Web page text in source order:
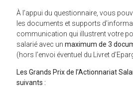
À l’appui du questionnaire, vous
les documents et supports
communication qui illustrent votre
salarié avec un maximum de 3
(hors l’envoi éventuel du Livret
Les Grands Prix de l’Actionnariat
suivants :